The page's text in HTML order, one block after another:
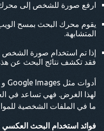
ارفع صورة للشخص إلى
يقوم محرك البحث بمسح
المتشابهة.
إذا تم استخدام صورة الشخص
فقد تكشف نتائج البحث عن
لهذا الغرض. فهي تساعد في
ما في الملفات الشخصية
فوائد استخدام البحث